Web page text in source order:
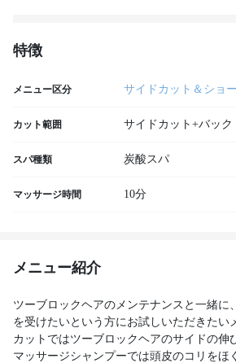
特徴
メニュー区分 サイドカット＆ショ
カット範囲 サイドカット+バック
スパ種類 炭酸スパ
マッサージ時間 10分
メニュー紹介
ツーブロックヘアのメンテナンスと一緒に
を受けたいという方にお試しいただきたい
カットではツーブロックヘアのサイドの伸
マッサージシャンプーでは頭皮のコリをほ